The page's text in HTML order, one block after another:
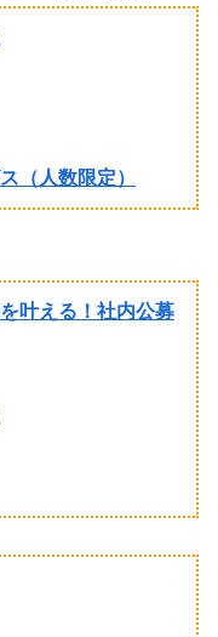
（人数限定）
叶える！社内公募